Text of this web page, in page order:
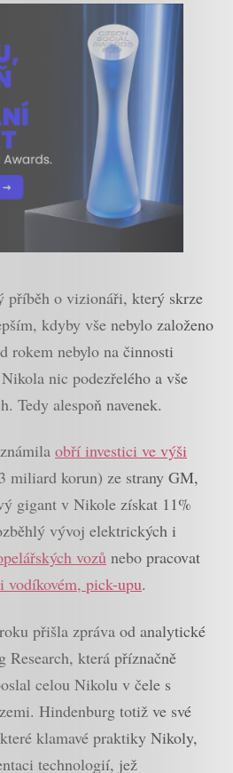
příběh o vizionáři, který skrze
kdyby vše nebylo založeno
rokem nebylo na činnosti
nic podezřelého a vše
Tedy alespoň navenek.
obří investici ve výši
miliard korun) ze strany GM,
gigant v Nikole získat 11%
vývoj elektrických i
vozů nebo pracovat
vodíkovém, pick-upu.
přišla zpráva od analytické
Research, která příznačně
celou Nikolu v čele s
Hindenburg totiž ve své
klamavé praktiky Nikoly,
technologií, jež